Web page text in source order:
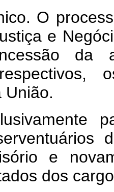
O
e
da
União.
e
dos